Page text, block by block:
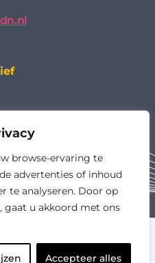
browse-ervaring te
advertenties of inhoud
te analyseren. Door op
gaat u akkoord met ons
Accepteer alles